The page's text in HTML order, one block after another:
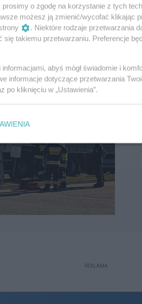
10 / 14
REKLAMA
o zgodę na korzystanie z tych
możesz ją zmienić/wycofać klikając
. Niektóre rodzaje przetwarzania
takiemu przetwarzaniu. Preferencje
abyś mógł świadomie i
informacje dotyczące przetwarzania
po kliknięciu w „Ustawienia”.